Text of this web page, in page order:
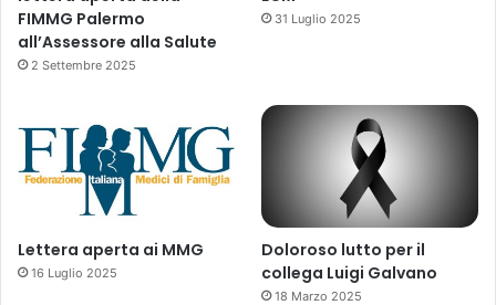
FIMMG Palermo
all’Assessore alla Salute
2 Settembre 2025
31 Luglio 2025
Lettera aperta ai MMG
16 Luglio 2025
Doloroso lutto per il
collega Luigi Galvano
18 Marzo 2025